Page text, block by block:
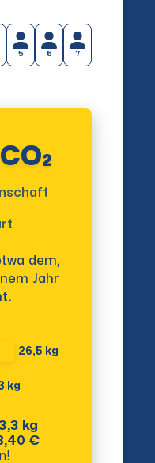
5 6 7
dem,
Jahr
26,5 kg
kg
kg
€